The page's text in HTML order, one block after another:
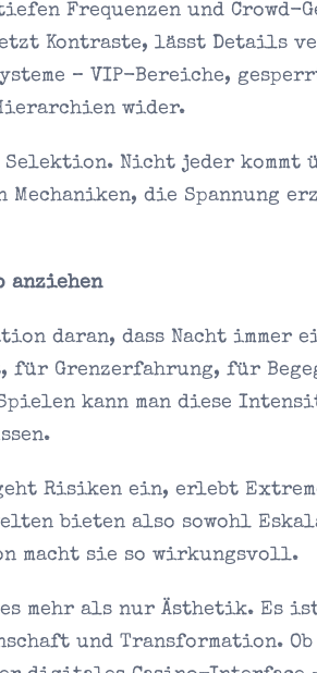
Frequenzen und Crowd-
Kontraste, lässt Details
– VIP-Bereiche,
wider.
Nicht jeder kommt
die Spannung
anziehen
daran, dass Nacht immer
Grenzerfahrung, für
kann man diese
Risiken ein, erlebt
bieten also sowohl
macht sie so wirkungsvoll.
mehr als nur Ästhetik. Es
und Transformation.